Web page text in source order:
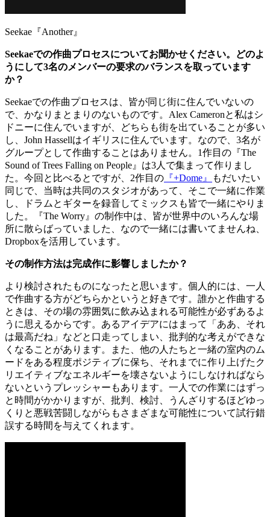
Seekae『Another』
Seekaeでの作曲プロセスについてお聞かせください。どのよ
うにして3名のメンバーの要求のバランスを取っています
か？
Seekaeでの作曲プロセスは、皆が同じ街に住んでいないの
で、かなりまとまりのないものです。Alex Cameronと私はシ
ドニーに住んでいますが、どちらも街を出ていることが多い
し、John Hassellはイギリスに住んでいます。なので、3名が
グループとして作曲することはありません。1作目の『The
Sound of Trees Falling on People』は3人で集まって作りまし
た。 今回と比べるとですが、2作目の 『+Dome』
もだいたい
同じで、当時は共同のスタジオがあって、そこで一緒に作業
し、ドラムとギターを録音してミックスも皆で一緒にやりま
した。『The Worry』の制作中は、皆が世界中のいろんな場
所に散らばっていました、なので一緒には書いてませんね、
Dropboxを活用しています。
その制作方法は完成作に影響しましたか？
より検討されたものになったと思います。個人的には、一人
で作曲する方がどちらかというと好きです。誰かと作曲する
ときは、その場の雰囲気に飲み込まれる可能性が必ずあるよ
うに思えるからです。あるアイデアにはまって「ああ、それ
は最高だね」などと口走ってしまい、批判的な考えができな
くなることがあります。また、他の人たちと一緒の室内のム
ードをある程度ポジティブに保ち、それまでに作り上げたク
リエイティブなエネルギーを壊さないようにしなければなら
ないというプレッシャーもあります。一人での作業にはずっ
と時間がかかりますが、批判、検討、うんざりするほどゆっ
くりと悪戦苦闘しながらもさまざまな可能性について試行錯
誤する時間を与えてくれます。